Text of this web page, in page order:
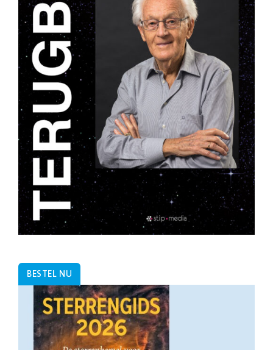
BESTEL NU